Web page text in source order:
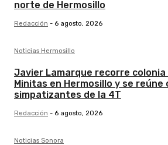
norte de Hermosillo
Redacción - 6 agosto, 2026
Noticias Hermosillo
Javier Lamarque recorre colonia
Minitas en Hermosillo y se reúne
simpatizantes de la 4T
Redacción - 6 agosto, 2026
Noticias Sonora